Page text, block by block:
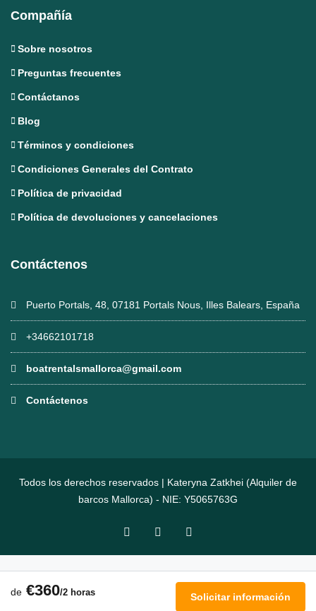
de €360/2 horas Solicitar información
Compañía
Sobre nosotros
Preguntas frecuentes
Contáctanos
Blog
Términos y condiciones
Condiciones Generales del Contrato
Política de privacidad
Política de devoluciones y cancelaciones
Contáctenos
Puerto Portals, 48, 07181 Portals Nous, Illes Balears, España
+34662101718
boatrentalsmallorca@gmail.com
Contáctenos
Todos los derechos reservados | Kateryna Zatkhei (Alquiler de
barcos Mallorca) - NIE: Y5065763G